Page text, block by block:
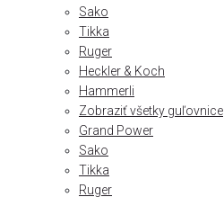
Sako
Tikka
Ruger
Heckler & Koch
Hammerli
Zobraziť všetky guľovnice
Grand Power
Sako
Tikka
Ruger